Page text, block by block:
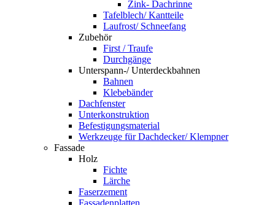
Zink- Dachrinne
Tafelblech/ Kantteile
Laufrost/ Schneefang
Zubehör
First / Traufe
Durchgänge
Unterspann-/ Unterdeckbahnen
Bahnen
Klebebänder
Dachfenster
Unterkonstruktion
Befestigungsmaterial
Werkzeuge für Dachdecker/ Klempner
Fassade
Holz
Fichte
Lärche
Faserzement